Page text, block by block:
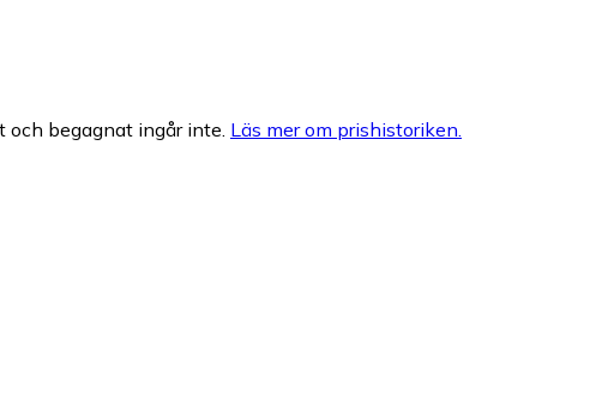
begagnat ingår inte. Läs mer om prishistoriken.